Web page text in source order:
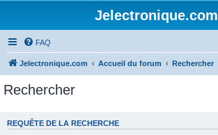
Jelectronique.com
FAQ
Jelectronique.com Accueil du forum Rechercher
Rechercher
REQUÊTE DE LA RECHERCHE